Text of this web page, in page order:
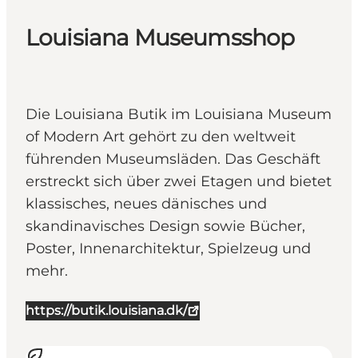
Louisiana Museumsshop
Die Louisiana Butik im Louisiana Museum
of Modern Art gehört zu den weltweit
führenden Museumsläden. Das Geschäft
erstreckt sich über zwei Etagen und bietet
klassisches, neues dänisches und
skandinavisches Design sowie Bücher,
Poster, Innenarchitektur, Spielzeug und
mehr.
https://butik.louisiana.dk/